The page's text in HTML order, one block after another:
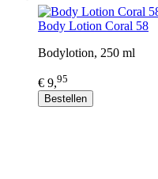
Body Lotion Coral 58
Bodylotion, 250 ml
€ 9,95
Bestellen